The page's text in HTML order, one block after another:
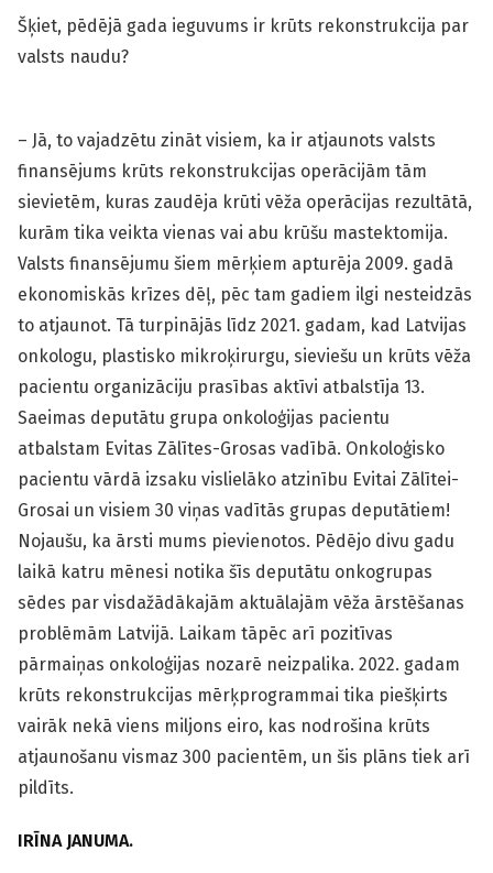
Šķiet, pēdējā gada ieguvums ir krūts rekonstrukcija par
valsts naudu?
– Jā, to vajadzētu zināt visiem, ka ir atjaunots valsts
finansējums krūts rekonstrukcijas operācijām tām
sievietēm, kuras zaudēja krūti vēža operācijas rezultātā,
kurām tika veikta vienas vai abu krūšu mastektomija.
Valsts finansējumu šiem mērķiem apturēja 2009. gadā
ekonomiskās krīzes dēļ, pēc tam gadiem ilgi nesteidzās
to atjaunot. Tā turpinājās līdz 2021. gadam, kad Latvijas
onkologu, plastisko mikroķirurgu, sieviešu un krūts vēža
pacientu organizāciju prasības aktīvi atbalstīja 13.
Saeimas deputātu grupa onkoloģijas pacientu
atbalstam Evitas Zālītes-Grosas vadībā. Onkoloģisko
pacientu vārdā izsaku vislielāko atzinību Evitai Zālītei-
Grosai un visiem 30 viņas vadītās grupas deputātiem!
Nojaušu, ka ārsti mums pievienotos. Pēdējo divu gadu
laikā katru mēnesi notika šīs deputātu onkogrupas
sēdes par visdažādākajām aktuālajām vēža ārstēšanas
problēmām Latvijā. Laikam tāpēc arī pozitīvas
pārmaiņas onkoloģijas nozarē neizpalika. 2022. gadam
krūts rekonstrukcijas mērķprogrammai tika piešķirts
vairāk nekā viens miljons eiro, kas nodrošina krūts
atjaunošanu vismaz 300 pacientēm, un šis plāns tiek arī
pildīts.
IRĪNA JANUMA.